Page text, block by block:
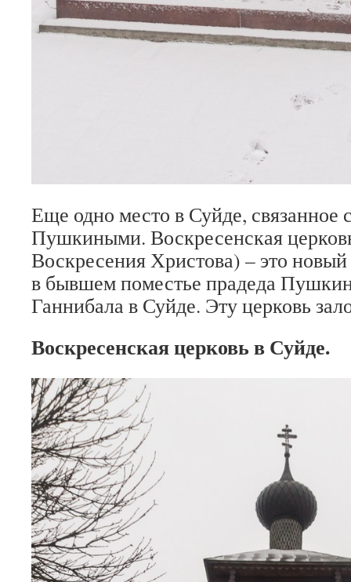
Еще одно место в Суйде, связанное
Пушкиными. Воскресенская
Воскресения Христова) – это
в бывшем поместье прадеда
Ганнибала в Суйде. Эту церковь
Воскресенская церковь в Суйде.